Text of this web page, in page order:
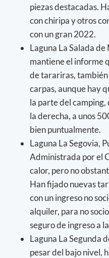
piezas destacadas.
con chiripa y otros
con un gran 2022.
Laguna La Salada
mantiene el informe
de tarariras,
carpas, aunque hay
la parte del camping,
la derecha, a unos
bien puntualmente.
Laguna La Segovia,
Administrada por el
calor, pero no
Han fijado nuevas
con un ingreso no
alquiler, para no
seguro de ingreso a
Laguna La Segunda
pesar del bajo nivel,